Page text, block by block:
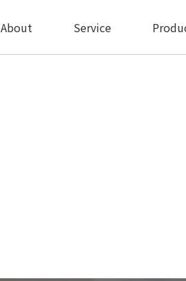
About Service